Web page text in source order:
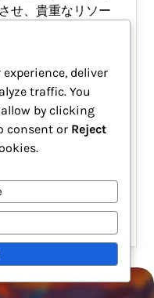
せ、貴重なリソー
概要 『モンスタ
ステムは、プレイ
いるように設計さ
リーログイン、特
を通じてギフトを
ステムは、定期的
deliver
traffic. You
by clicking
consent or Reject